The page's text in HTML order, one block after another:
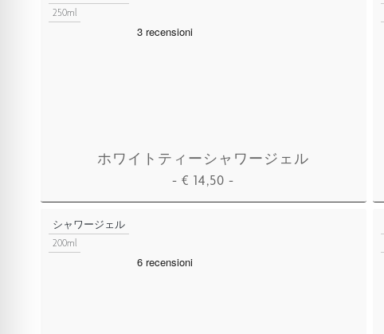
250ml
ホワイトティーシャワージェル
-€ 14,50 -
シャワージェル
200ml